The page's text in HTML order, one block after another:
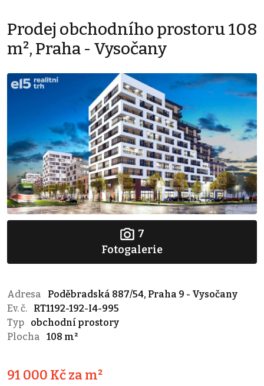
Prodej obchodního prostoru 108
m², Praha - Vysočany
7
Fotogalerie
Adresa
Poděbradská 887/54, Praha 9 - Vysočany
Ev. č.
RT1192-192-I4-995
Typ
obchodní prostory
Plocha
108 m²
91 000 Kč za m²